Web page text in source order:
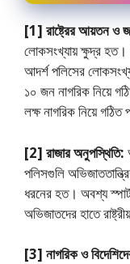
[1] রাষ্ট্রের আয়তন ও
লােকসংখ্যায় ক্ষুদ্র হত।
আদর্শ পলিসের
১০ জন নাগরিক নিয়ে
লক্ষ নাগরিক নিয়ে গঠিত
[2] রাজার অনুপস্থিতি:
পলিসগুলি
ধরনের হত। অবশ্য
অভিজাতদের হাতে
[3] নাগরিক ও